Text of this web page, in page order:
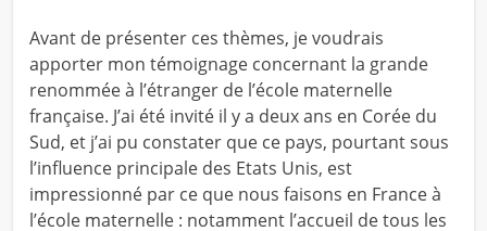
Avant de présenter ces thèmes, je voudrais
apporter mon témoignage concernant la grande
renommée à l’étranger de l’école maternelle
française. J’ai été invité il y a deux ans en Corée du
Sud, et j’ai pu constater que ce pays, pourtant sous
l’influence principale des Etats Unis, est
impressionné par ce que nous faisons en France à
l’école maternelle : notamment l’accueil de tous les